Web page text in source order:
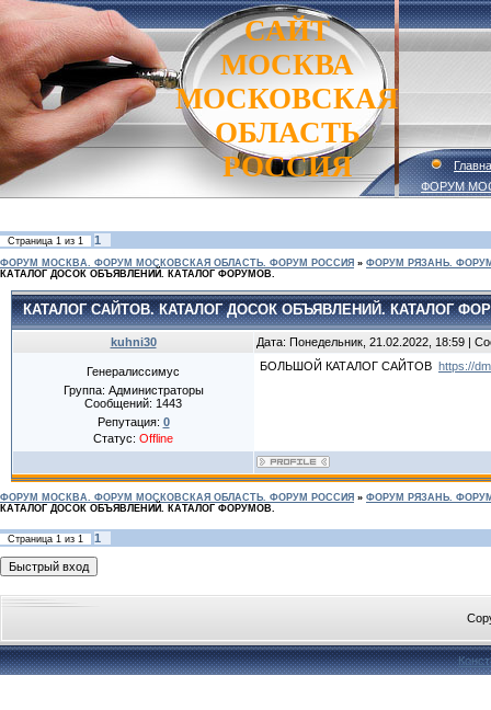
САЙТ
МОСКВА
МОСКОВСКАЯ
ОБЛАСТЬ
РОССИЯ
ФОРУМ
Страница 1 из 1 1
ФОРУМ МОСКВА. ФОРУМ МОСКОВСКАЯ ОБЛАСТЬ. ФОРУМ РОССИЯ » ФОРУМ РЯЗАНЬ.
КАТАЛОГ ДОСОК ОБЪЯВЛЕНИЙ. КАТАЛОГ ФОРУМОВ.
КАТАЛОГ САЙТОВ. КАТАЛОГ ДОСОК ОБЪЯВЛЕНИЙ. КАТАЛОГ
kuhni30 Дата: Понедельник, 21.02.2022, 18:59 |
Генералиссимус
Группа: Администраторы
Сообщений: 1443
Репутация: 0
Статус: Offline
БОЛЬШОЙ КАТАЛОГ САЙТОВ https://
ФОРУМ МОСКВА. ФОРУМ МОСКОВСКАЯ ОБЛАСТЬ. ФОРУМ РОССИЯ » ФОРУМ РЯЗАНЬ.
КАТАЛОГ ДОСОК ОБЪЯВЛЕНИЙ. КАТАЛОГ ФОРУМОВ.
Страница 1 из 1 1